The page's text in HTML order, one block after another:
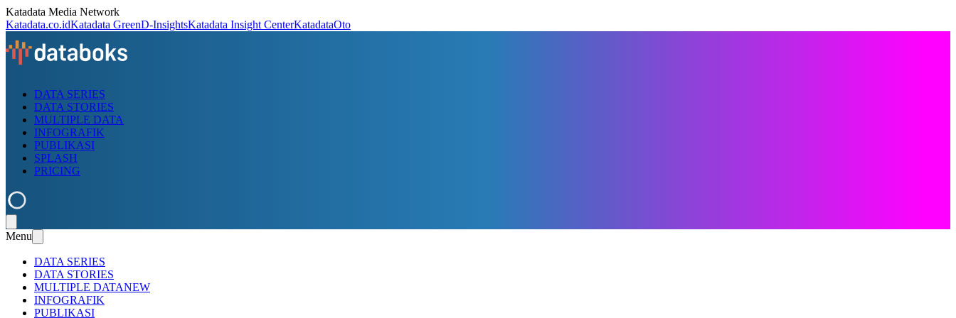
Katadata Media Network
Katadata.co.idKatadata GreenD-InsightsKatadata Insight CenterKatadataOto
DATA SERIES
DATA STORIES
MULTIPLE DATA
INFOGRAFIK
PUBLIKASI
SPLASH
PRICING
Menu
DATA SERIES
DATA STORIES
MULTIPLE DATANEW
INFOGRAFIK
PUBLIKASI